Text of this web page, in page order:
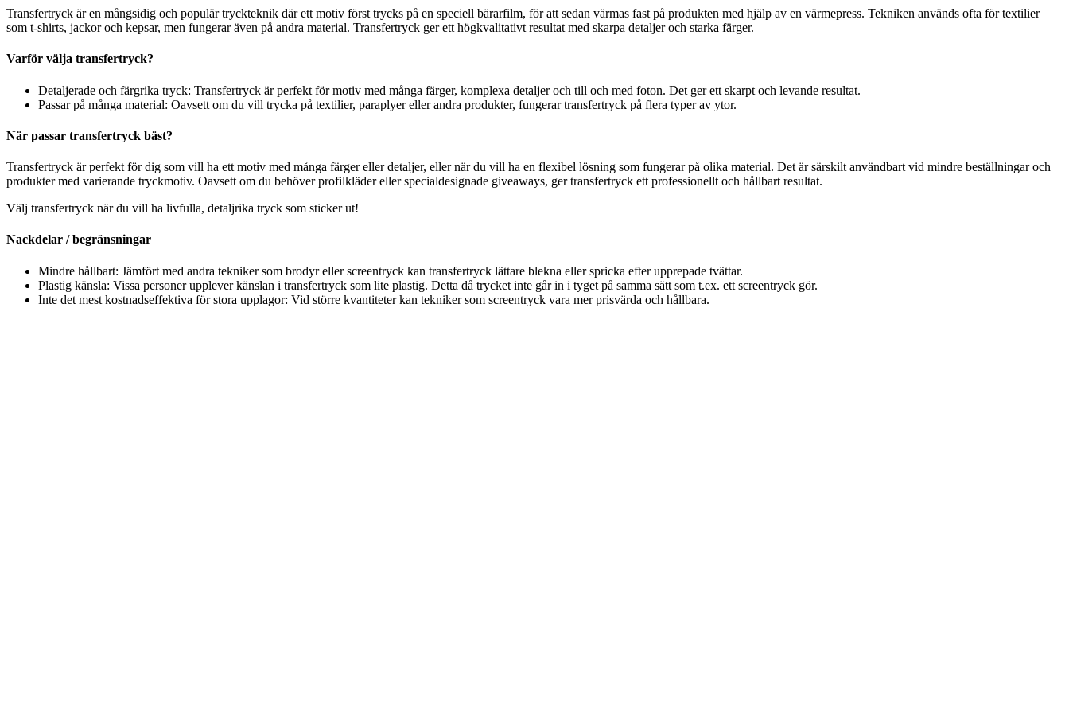
Transfertryck är en mångsidig och populär tryckteknik där ett motiv först trycks på en speciell bärarfilm, för att sedan värmas fast på produkten med hjälp av en värmepress. Tekniken används ofta för textilier
som t-shirts, jackor och kepsar, men fungerar även på andra material. Transfertryck ger ett högkvalitativt resultat med skarpa detaljer och starka färger.
Varför välja transfertryck?
Detaljerade och färgrika tryck: Transfertryck är perfekt för motiv med många färger, komplexa detaljer och till och med foton. Det ger ett skarpt och levande resultat.
Passar på många material: Oavsett om du vill trycka på textilier, paraplyer eller andra produkter, fungerar transfertryck på flera typer av ytor.
När passar transfertryck bäst?
Transfertryck är perfekt för dig som vill ha ett motiv med många färger eller detaljer, eller när du vill ha en flexibel lösning som fungerar på olika material. Det är särskilt användbart vid mindre beställningar och
produkter med varierande tryckmotiv. Oavsett om du behöver profilkläder eller specialdesignade giveaways, ger transfertryck ett professionellt och hållbart resultat.
Välj transfertryck när du vill ha livfulla, detaljrika tryck som sticker ut!
Nackdelar / begränsningar
Mindre hållbart: Jämfört med andra tekniker som brodyr eller screentryck kan transfertryck lättare blekna eller spricka efter upprepade tvättar.
Plastig känsla: Vissa personer upplever känslan i transfertryck som lite plastig. Detta då trycket inte går in i tyget på samma sätt som t.ex. ett screentryck gör.
Inte det mest kostnadseffektiva för stora upplagor: Vid större kvantiteter kan tekniker som screentryck vara mer prisvärda och hållbara.